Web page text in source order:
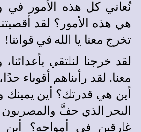
نعاني كل هذه الأمور في
هي هذه الأمور؟ لقد
تخرج معنا يا الله في قواتنا!
لقد خرجنا لنلتقي
معنا. لقد رأيناهم أقوياء
أين هي قدرتك؟ أين يمينك
البحر الذي جفَّ والمصريون
غارقين في أمواجه؟ أين